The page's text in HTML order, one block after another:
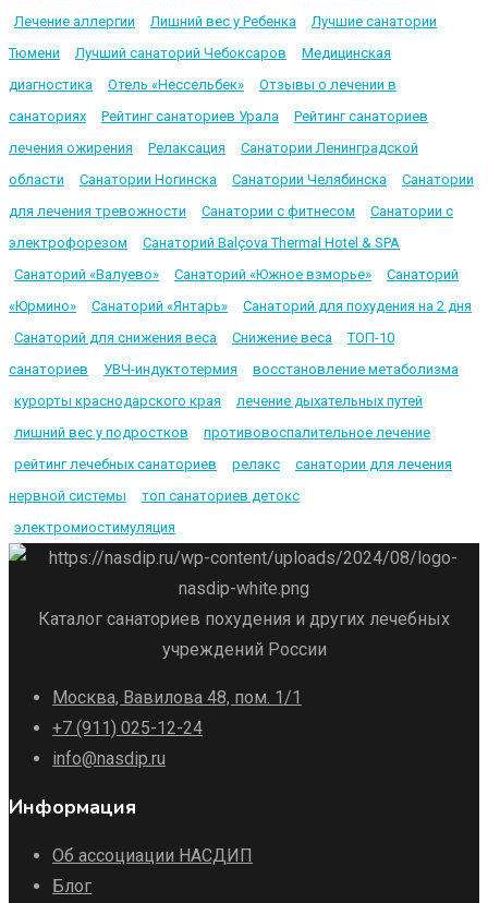
Лечение аллергии
Лишний вес у Ребенка
Лучшие санатории
Тюмени
Лучший санаторий Чебоксаров
Медицинская
диагностика
Отель «Нессельбек»
Отзывы о лечении в
санаториях
Рейтинг санаториев Урала
Рейтинг санаториев
лечения ожирения
Релаксация
Санатории Ленинградской
области
Санатории Ногинска Санатории Челябинска
Санатории
для лечения тревожности
Санатории с фитнесом
Санатории с
электрофорезом
Санаторий Balçova Thermal Hotel & SPA
Санаторий «Валуево»
Санаторий «Южное взморье»
Санаторий
«Юрмино»
Санаторий «Янтарь»
Санаторий для похудения на 2 дня
Санаторий для снижения веса
Снижение веса
ТОП-10
санаториев
УВЧ-индуктотермия
восстановление метаболизма
курорты краснодарского края
лечение дыхательных путей
лишний вес у подростков
противовоспалительное лечение
рейтинг лечебных санаториев
релакс
санатории для лечения
нервной системы
топ санаториев детокс
электромиостимуляция
Каталог санаториев похудения и других лечебных
учреждений России
Москва, Вавилова 48, пом. 1/1
+7 (911) 025-12-24
info@nasdip.ru
Информация
Об ассоциации НАСДИП
Блог